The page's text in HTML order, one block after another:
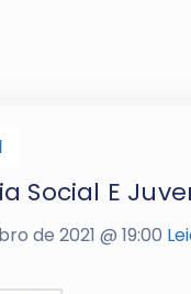
Social E
de 2021 @ 19:00